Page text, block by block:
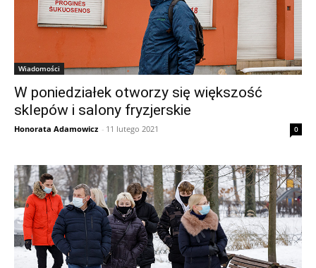
Wiadomości
W poniedziałek otworzy się większość
sklepów i salony fryzjerskie
Honorata Adamowicz - 11 lutego 2021 0